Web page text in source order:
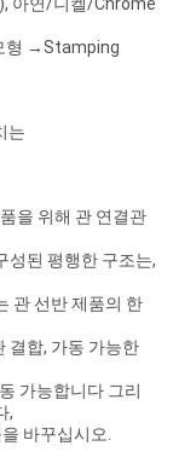
아연/니켈/Chrome
형 →Stamping
는
을 위해 관 연결관
성된 평행한 구조는,
관 선반 제품의 한
결합, 가동 가능한
가능합니다 그리
,
바꾸십시오.